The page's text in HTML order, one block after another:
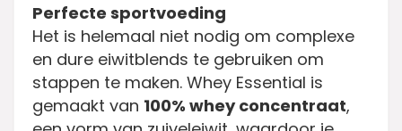
Perfecte sportvoeding
Het is helemaal niet nodig om complexe
en dure eiwitblends te gebruiken om
stappen te maken. Whey Essential is
gemaakt van 100% whey concentraat,